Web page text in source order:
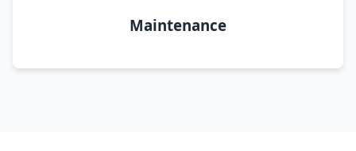
Maintenance